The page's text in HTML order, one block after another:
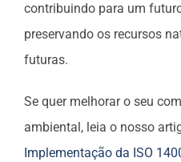
contribuindo para um
preservando os recursos
futuras.
Se quer melhorar o seu
ambiental, leia o nosso
Implementação da ISO